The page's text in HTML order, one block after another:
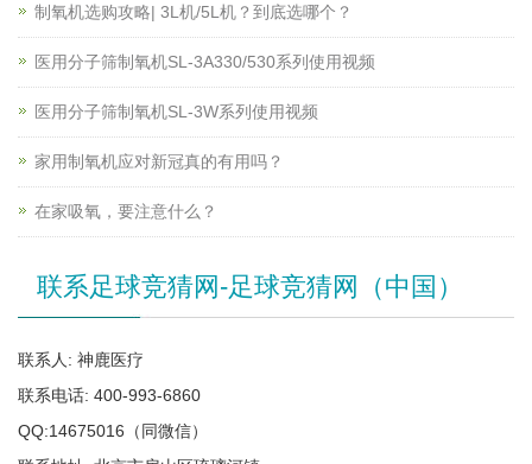
制氧机选购攻略| 3L机/5L机？到底选哪个？
医用分子筛制氧机SL-3A330/530系列使用视频
医用分子筛制氧机SL-3W系列使用视频
家用制氧机应对新冠真的有用吗？
在家吸氧，要注意什么？
联系足球竞猜网-足球竞猜网（中国）
联系人: 神鹿医疗
联系电话: 400-993-6860
QQ:14675016（同微信）